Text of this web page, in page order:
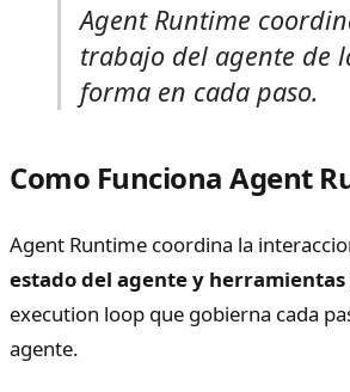
Agent Runtime
trabajo del agente de
forma en cada paso.
Como Funciona Agent
Agent Runtime coordina la
estado del agente y herramientas
execution loop que gobierna cada
agente.